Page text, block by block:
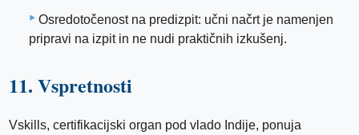
Osredotočenost na predizpit: učni načrt je namenjen
pripravi na izpit in ne nudi praktičnih izkušenj.
11. Vspretnosti
Vskills, certifikacijski organ pod vlado Indije, ponuja